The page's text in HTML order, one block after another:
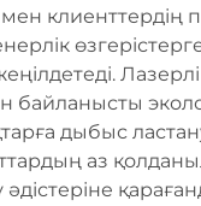
клиенттердің
байланысты
дыбыс
аз
әдістеріне